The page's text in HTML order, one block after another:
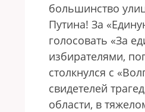
большинство
Путина! За
голосовать «За
избирателями,
столкнулся с
свидетелей
области, в